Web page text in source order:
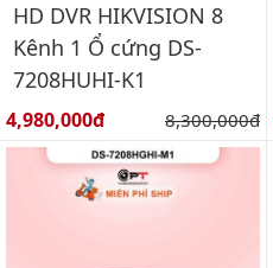
HD DVR HIKVISION 8
Kênh 1 Ổ cứng DS-
7208HUHI-K1
Giá bán:
4,980,000đ Giá gốc:
8,300,000đ